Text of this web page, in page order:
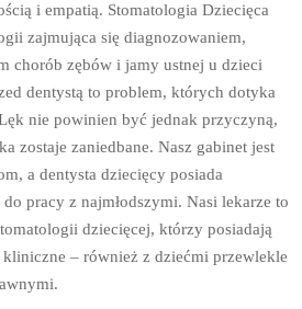
i empatią. Stomatologia Dziecięca
zajmująca się diagnozowaniem,
chorób zębów i jamy ustnej u dzieci
dentystą to problem, których dotyka
nie powinien być jednak przyczyną,
zostaje zaniedbane. Nasz gabinet jest
a dentysta dziecięcy posiada
pracy z najmłodszymi. Nasi lekarze to
dziecięcej, którzy posiadają
kliniczne – również z dziećmi przewlekle